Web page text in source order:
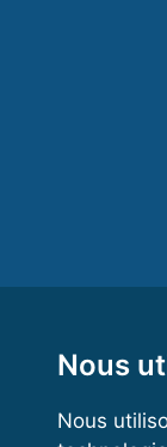
Nous
Nous